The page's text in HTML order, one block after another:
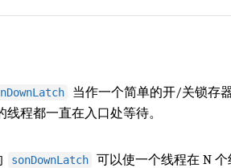
当作一个简单的开/关锁存
程都一直在入口处等待。
sonDownLatch
可以使一个线程在 N